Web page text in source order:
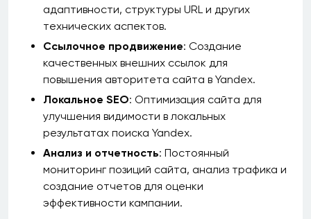
адаптивности, структуры URL и других
технических аспектов.
Ссылочное продвижение: Создание
качественных внешних ссылок для
повышения авторитета сайта в Yandex.
Локальное SEO: Оптимизация сайта для
улучшения видимости в локальных
результатах поиска Yandex.
Анализ и отчетность: Постоянный
мониторинг позиций сайта, анализ трафика и
создание отчетов для оценки
эффективности кампании.